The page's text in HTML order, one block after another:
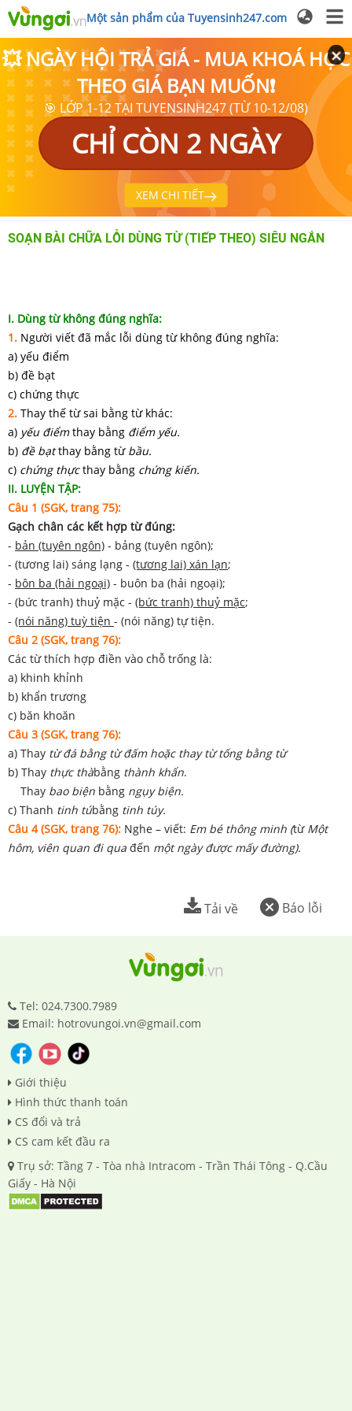
Một sản phẩm của Tuyensinh247.com
💥 NGÀY HỘI TRẢ GIÁ - MUA KHOÁ HỌC
THEO GIÁ BẠN MUỐN❗
🎯 LỚP 1-12 TẠI TUYENSINH247 (TỪ 10-12/08)
CHỈ CÒN 2 NGÀY
XEM CHI TIẾT
SOẠN BÀI CHỮA LỖI DÙNG TỪ (TIẾP THEO) SIÊU NGẮN
I. Dùng từ không đúng nghĩa:
1. Người viết đã mắc lỗi dùng từ không đúng nghĩa:
a) yếu điểm
b) đề bạt
c) chứng thực
2. Thay thế từ sai bằng từ khác:
a) yếu điểmthay bằng điểm yếu.
b) đề bạtthay bằng từ bầu.
c) chứng thựcthay bằng chứng kiến.
II. LUYỆN TẬP:
Câu 1 (SGK, trang 75):
Gạch chân các kết hợp từ đúng:
- bản (tuyên ngôn) - bảng (tuyên ngôn);
- (tương lai) sáng lạng - (tương lai) xán lạn;
- bôn ba (hải ngoại) - buôn ba (hải ngoại);
- (bức tranh) thuỷ mặc - (bức tranh) thuỷ mặc;
- (nói năng) tuỳ tiện - (nói năng) tự tiện.
Câu 2 (SGK, trang 76):
Các từ thích hợp điền vào chỗ trống là:
a) khinh khỉnh
b) khẩn trương
c) băn khoăn
Câu 3 (SGK, trang 76):
a) Thay từ đá bằng từ đấmhoặc thay từ tốngbằng từ
b) Thay thực thàbằng thành khẩn.
Thay bao biện bằng ngụy biện.
c) Thanh tinh túbằng tinh túy.
Câu 4 (SGK, trang 76): Nghe – viết: Em bé thông minh (từMột
hôm, viên quan đi qua đến một ngày được mấy đường).
Báo lỗi
Tải về
Tel: 024.7300.7989
Email: hotrovungoi.vn@gmail.com
Giới thiệu
Hình thức thanh toán
CS đổi và trả
CS cam kết đầu ra
Trụ sở: Tầng 7 - Tòa nhà Intracom - Trần Thái Tông - Q.Cầu
Giấy - Hà Nội